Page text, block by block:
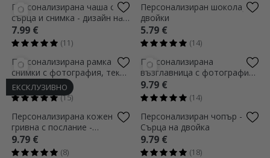
Персонализирана чаша с
сърца и снимка - дизайн на
дръжката във формата на
сърце
7.99 €
(11)
Персонализиран шоколад за
двойки
5.79 €
(14)
ЕКСКЛУЗИВНО
Персонализирана рамка за
снимки с фотография, текст
и QR код - Нашата песен
23.38 €
(15)
Персонализирана
възглавница с фотография
и текст
9.79 €
(14)
Персонализирана кожена
гривна с послание -
Приключението започва
днес!
9.79 €
(8)
Персонализиран чопър -
Сърца на двойка
9.79 €
(18)